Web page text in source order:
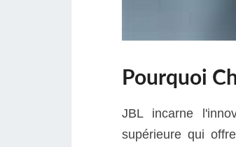
Pourquoi
JBL incarne
supérieure qui